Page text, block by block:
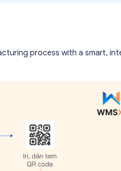
process with a smart,